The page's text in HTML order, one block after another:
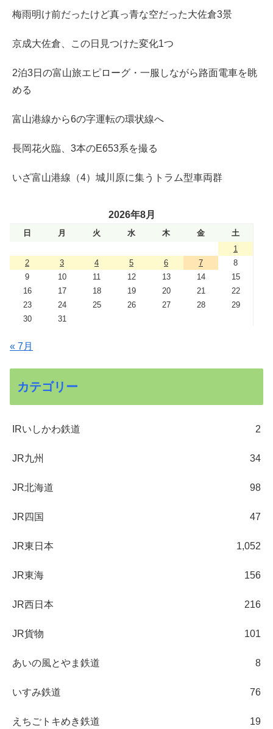
梅雨明け前だったけど真っ青な空だった大佐倉3景
京成大佐倉、この日見つけた変化1つ
2泊3日の富山旅エピローグ・一服しながら路面電車を眺
める
富山港線から6の字運転の環状線へ
長岡花火臨、3本のE653系を撮る
いざ富山港線（4）城川原に集うトラム型車両群
2026年8月
日 月 火 水 木 金
土
1
2
3 4 5 6 7
8
9
10 11 12 13 14
15
16
17 18 19 20 21
22
23
24 25 26 27 28
29
30
31
« 7月
カテゴリー
IRいしかわ鉄道 2
JR九州 34
JR北海道 98
JR四国 47
JR東日本 1,052
JR東海 156
JR西日本 216
JR貨物 101
あいの風とやま鉄道 8
いすみ鉄道 76
えちごトキめき鉄道 19